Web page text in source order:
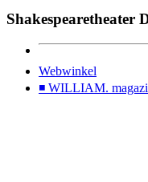
Shakespearetheater
Webwinkel
◾ WILLIAM.